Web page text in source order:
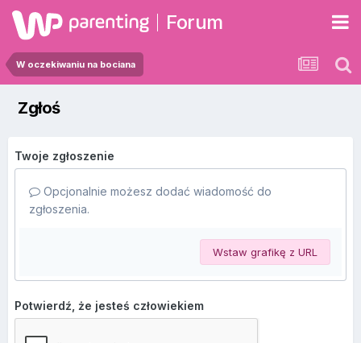
Forum
W oczekiwaniu na bociana
Zgłoś
Twoje zgłoszenie
Opcjonalnie możesz dodać wiadomość do
zgłoszenia.
Wstaw grafikę z URL
Potwierdź, że jesteś człowiekiem